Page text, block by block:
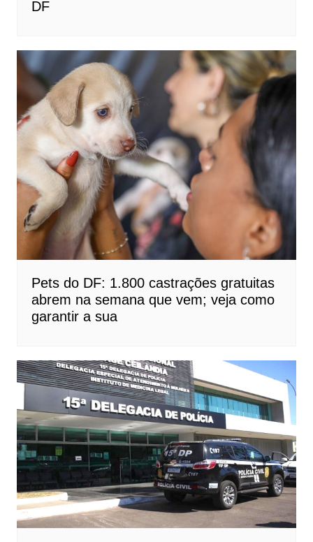
DF
Pets do DF: 1.800 castrações gratuitas
abrem na semana que vem; veja como
garantir a sua